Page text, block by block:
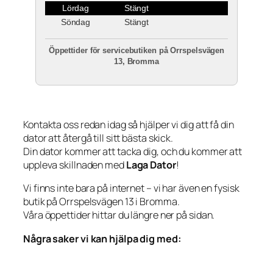
Lördag
Stängt
Söndag
Stängt
Öppettider för servicebutiken på Orrspelsvägen
13, Bromma
Kontakta oss redan idag så hjälper vi dig att få din
dator att återgå till sitt bästa skick.
Din dator kommer att tacka dig, och du kommer att
uppleva skillnaden medLaga Dator!
Vi finns inte bara på internet – vi har även en fysisk
butik på Orrspelsvägen 13 i Bromma.
Våra öppettider hittar du längre ner på sidan.
Några saker vi kan hjälpa dig med: